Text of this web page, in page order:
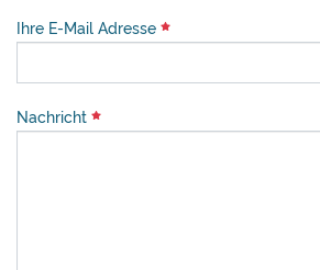
Ihre E-Mail Adresse
Nachricht